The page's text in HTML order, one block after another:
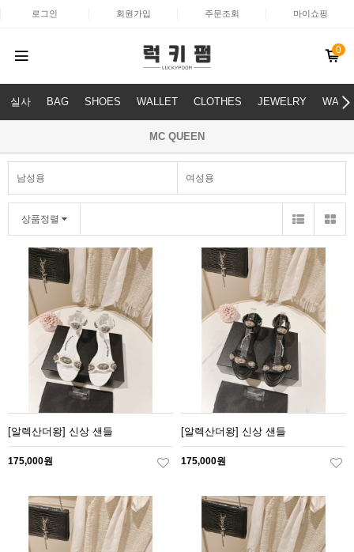
로그인 회원가입 주문조회 마이쇼핑
0
실사 BAG SHOES WALLET CLOTHES JEWELRY
MC QUEEN
남성용 여성용
상품정렬
[알렉산더왕] 신상 샌들
175,000원
[알렉산더왕] 신상 샌들
175,000원